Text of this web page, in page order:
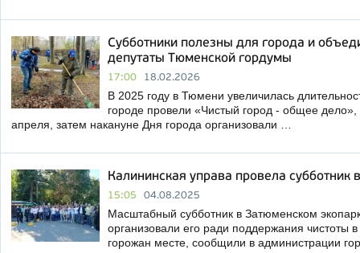
Субботники полезны для города и
депутаты Тюменской гордумы
17:00 18.02.2026
В 2025 году в Тюмени увеличилась
городе провели «Чистый город - общее
апреля, затем накануне Дня города организовали …
Калининская управа провела субботник
15:05 04.08.2025
Масштабный субботник в Затюменском
организовали его ради поддержания чистоты
горожан месте, сообщили в администрации